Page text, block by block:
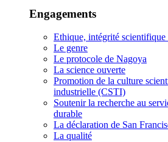
Engagements
Ethique, intégrité scientifique
Le genre
Le protocole de Nagoya
La science ouverte
Promotion de la culture
industrielle (CSTI)
Soutenir la recherche au
durable
La déclaration de San
La qualité